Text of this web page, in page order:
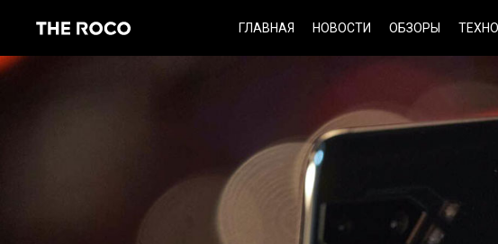
content
ГЛАВНАЯ НОВОСТИ ОБЗОРЫ